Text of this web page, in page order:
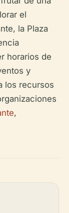
el
la Plaza
horarios de
y
los recursos
,